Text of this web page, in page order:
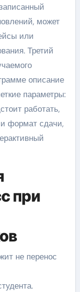
может
или
Третий
описание
параметры:
работать,
формат сдачи,
при
не перенос